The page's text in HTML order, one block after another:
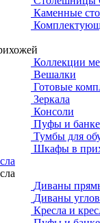
Каменные
Коллекции
Вешалки
Готовые
Зеркала
Консоли
Пуфы и
Тумбы для
Шкафы в
Диваны
Диваны
Кресла и